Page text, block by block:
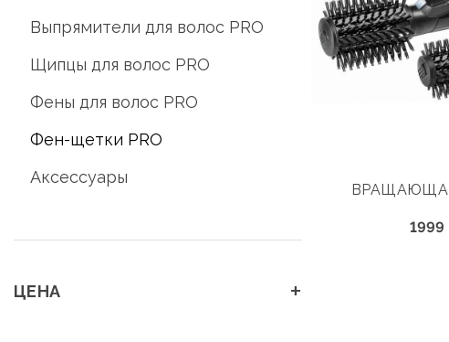
Выпрямители для волос PRO
Щипцы для волос PRO
Фены для волос PRO
Фен-щетки PRO
Аксессуары
ЦЕНА +
1999